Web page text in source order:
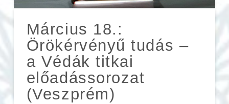
Március 18.:
Örökérvényű tudás –
a Védák titkai
előadássorozat
(Veszprém)